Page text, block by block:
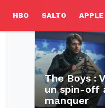
HBO SALTO
The Boys :
un spin-off
manquer